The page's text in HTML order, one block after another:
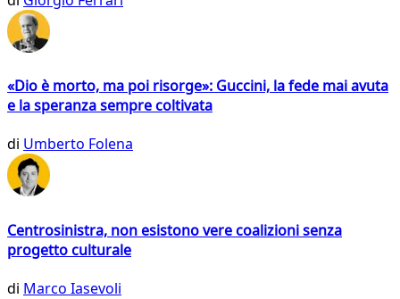
«Dio è morto, ma poi risorge»: Guccini, la fede mai avuta
e la speranza sempre coltivata
di Umberto Folena
Centrosinistra, non esistono vere coalizioni senza
progetto culturale
di Marco Iasevoli